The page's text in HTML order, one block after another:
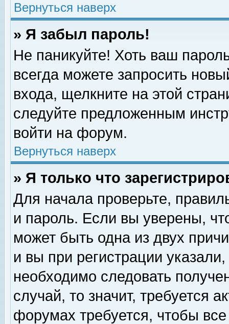
Вернуться наверх
» Я забыл пароль!
Не паникуйте! Хоть ваш
всегда можете запросить
входа, щелкните на этой
следуйте предложенным
войти на форум.
Вернуться наверх
» Я только что
Для начала проверьте,
и пароль. Если вы уверены,
может быть одна из двух
и вы при регистрации
необходимо следовать
случай, то значит, требуется
форумах требуется, чтобы